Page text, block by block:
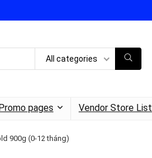
All categories
pages Vendor Store List
900g (0-12 tháng)